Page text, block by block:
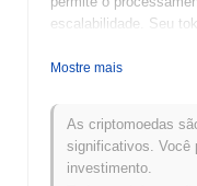
escalabilidade. Seu
recompensas de
projeto e a tomada de
foco em soluções de
mercados de nicho
suprimentos. Essa
Mostre mais
As criptomoedas
significativos. Você
investimento.